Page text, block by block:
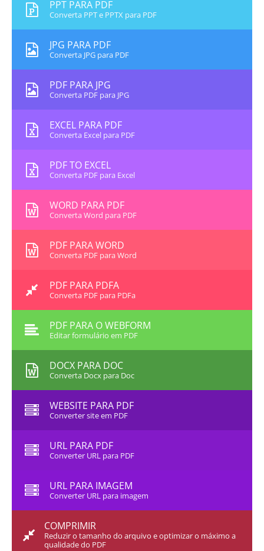
PPT PARA PDF
Converta PPT e PPTX para PDF
JPG PARA PDF
Converta JPG para PDF
PDF PARA JPG
Converta PDF para JPG
EXCEL PARA PDF
Converta Excel para PDF
PDF TO EXCEL
Converta PDF para Excel
WORD PARA PDF
Converta Word para PDF
PDF PARA WORD
Converta PDF para Word
PDF PARA PDFA
Converta PDF para PDFa
PDF PARA O WEBFORM
Editar formulário em PDF
DOCX PARA DOC
Converta Docx para Doc
WEBSITE PARA PDF
Converter site em PDF
URL PARA PDF
Converter URL para PDF
URL PARA IMAGEM
Converter URL para imagem
COMPRIMIR
Reduzir o tamanho do arquivo e optimizar o máximo a
qualidade do PDF